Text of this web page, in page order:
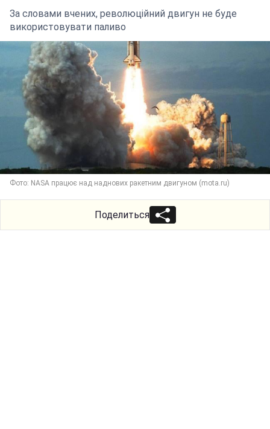
За словами вчених, революційний двигун не буде
використовувати паливо
Фото: NASA працює над наднових ракетним двигуном (mota.ru)
Поделиться